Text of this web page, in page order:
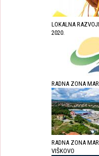
LOKALNA
2020.
RADNA ZONA
RADNA ZONA
VIŠKOVO